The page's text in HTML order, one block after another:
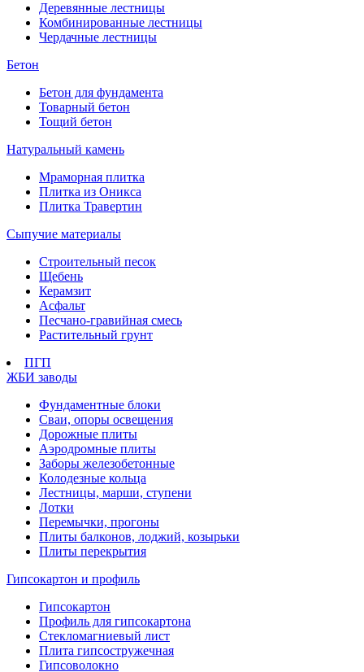
Деревянные лестницы
Комбинированные лестницы
Чердачные лестницы
Бетон
Бетон для фундамента
Товарный бетон
Тощий бетон
Натуральный камень
Мраморная плитка
Плитка из Оникса
Плитка Травертин
Сыпучие материалы
Строительный песок
Щебень
Керамзит
Асфальт
Песчано-гравийная смесь
Растительный грунт
ПГП
ЖБИ заводы
Фундаментные блоки
Сваи, опоры освещения
Дорожные плиты
Аэродромные плиты
Заборы железобетонные
Колодезные кольца
Лестницы, марши, ступени
Лотки
Перемычки, прогоны
Плиты балконов, лоджий, козырьки
Плиты перекрытия
Гипсокартон и профиль
Гипсокартон
Профиль для гипсокартона
Стекломагниевый лист
Плита гипсостружечная
Гипсоволокно